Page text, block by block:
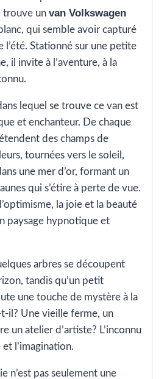
trouve un van Volkswagen
qui semble avoir capturé
l’été. Stationné sur une petite
il invite à l’aventure, à la
lequel se trouve ce van est
et enchanteur. De chaque
des champs de
tournées vers le soleil,
une mer d’or, formant un
qui s’étire à perte de vue.
la joie et la beauté
paysage hypnotique et
arbres se découpent
tandis qu’un petit
une touche de mystère à la
il? Une vieille ferme, un
un atelier d’artiste? L’inconnu
l’imagination.
n’est pas seulement une